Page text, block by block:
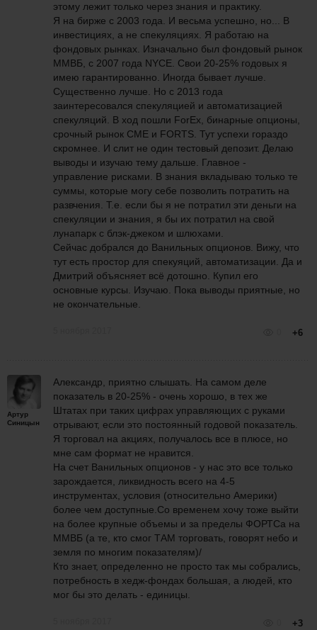
этому лежит только через знания и практику.
Я на бирже с 2003 года. И весьма успешно, но... В
инвестициях, а не спекуляциях. Я работаю на
фондовых рынках. Изначально был фондовый рынок
ММВБ, с 2007 года NYCE. Свои 20-25% годовых я
имею гарантированно. Иногда бывает лучше.
Существенно лучше. Но с 2013 года
заинтересовался спекуляцией и автоматизацией
спекуляций. В ход пошли ForEx, бинарные опционы,
срочный рынок CME и FORTS. Тут успехи гораздо
скромнее. И слит не один тестовый депозит. Делаю
выводы и изучаю тему дальше. Главное -
управление рисками. В знания вкладываю только те
суммы, которые могу себе позволить потратить на
развчения. Т.е. если бы я не потратил эти деньги на
спекуляции и знания, я бы их потратил на свой
лунапарк с блэк-джеком и шлюхами.
Сейчас добрался до Ванильных опционов. Вижу, что
тут есть простор для спекуяций, автоматизации. Да и
Дмитрий объясняет всё дотошно. Купил его
основные курсы. Изучаю. Пока выводы приятные, но
не окончательные.
+6
Артур
Синицын
Александр, приятно слышать. На самом деле
показатель в 20-25% - очень хорошо, в тех же
Штатах при таких цифрах управляющих с руками
отрывают, если это постоянный годовой показатель.
Я торговал на акциях, получалось все в плюсе, но
мне сам формат не нравится.
На счет Ванильных опционов - у нас это все только
зарождается, ликвидность всего на 4-5
инструментах, условия (относительно Америки)
более чем доступные.Со временем хочу тоже выйти
на более крупные объемы и за пределы ФОРТСа на
ММВБ (а те, кто смог ТАМ торговать, говорят небо и
земля по многим показателям)/
Кто знает, определенно не просто так мы собрались,
потребность в хедж-фондах большая, а людей, кто
мог бы это делать - единицы.
+3